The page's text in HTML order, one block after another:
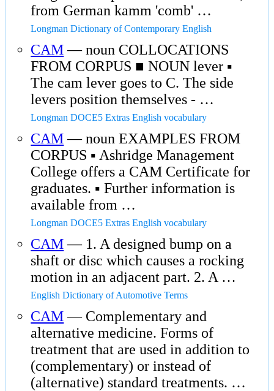
from German kamm 'comb' …
Longman Dictionary of Contemporary English
CAM— noun COLLOCATIONS
FROM CORPUS ■ NOUN lever ▪
The cam lever goes to C. The side
levers position themselves - …
Longman DOCE5 Extras English vocabulary
CAM— noun EXAMPLES FROM
CORPUS ▪ Ashridge Management
College offers a CAM Certificate for
graduates. ▪ Further information is
available from …
Longman DOCE5 Extras English vocabulary
CAM— 1. A designed bump on a
shaft or disc which causes a rocking
motion in an adjacent part. 2. A …
English Dictionary of Automotive Terms
CAM— Complementary and
alternative medicine. Forms of
treatment that are used in addition to
(complementary) or instead of
(alternative) standard treatments. …